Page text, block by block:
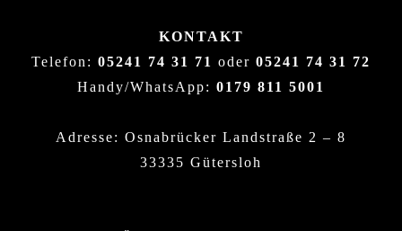
KONTAKT
Telefon: 05241 74 31 71 oder 05241 74 31 72
Handy/WhatsApp: 0179 811 5001
Adresse: Osnabrücker Landstraße 2 – 8
33335 Gütersloh